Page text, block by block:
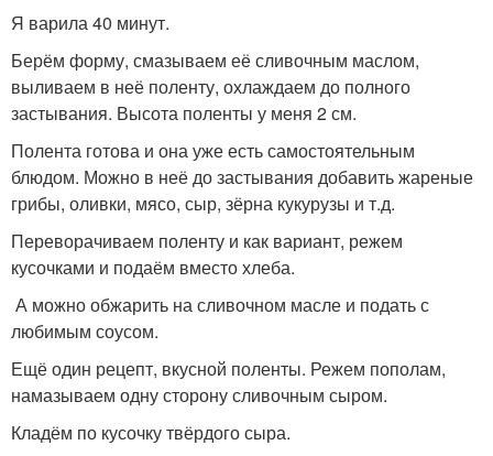
Я варила 40 минут.
Берём форму, смазываем её сливочным маслом,
выливаем в неё поленту, охлаждаем до полного
застывания. Высота поленты у меня 2 см.
Полента готова и она уже есть самостоятельным
блюдом. Можно в неё до застывания добавить жареные
грибы, оливки, мясо, сыр, зёрна кукурузы и т.д.
Переворачиваем поленту и как вариант, режем
кусочками и подаём вместо хлеба.
А можно обжарить на сливочном масле и подать с
любимым соусом.
Ещё один рецепт, вкусной поленты. Режем пополам,
намазываем одну сторону сливочным сыром.
Кладём по кусочку твёрдого сыра.